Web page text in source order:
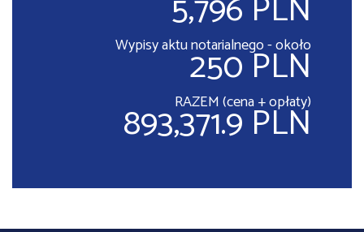
5,796 PLN
Wypisy aktu notarialnego - około
250 PLN
RAZEM (cena + opłaty)
893,371.9 PLN